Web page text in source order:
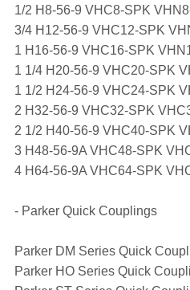
1/2 H8-56-9 VHC8-SPK
3/4 H12-56-9 VHC12-SPK
1 H16-56-9 VHC16-SPK
1 1/4 H20-56-9 VHC20-SPK
1 1/2 H24-56-9 VHC24-SPK
2 H32-56-9 VHC32-SPK
2 1/2 H40-56-9 VHC40-SPK
3 H48-56-9A VHC48-SPK
4 H64-56-9A VHC64-SPK
- Parker Quick Couplings
Parker DM Series Quick
Parker HO Series Quick